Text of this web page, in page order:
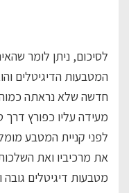
לסיכום, ניתן לומר
המטבעות הדיגיטלים
חדשה שלא נראתה
מעידה עליו כפורץ דרך
לפני קניית המטבע
את מרכיביו ואת
מטבעות דיגיטלים